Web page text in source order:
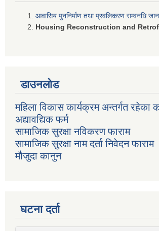
आवासिय पुननिर्माण तथा प्रवलिकरण सम्वनधि
Housing Reconstruction and
डाउनलोड
महिला विकास कार्यक्रम अन्तर्गत रहेका
अद्यावद्यिक फर्म
सामाजिक सुरक्षा नविकरण फाराम
सामाजिक सुरक्षा नाम दर्ता निवेदन फाराम
मौजुदा कानुन
घटना दर्ता